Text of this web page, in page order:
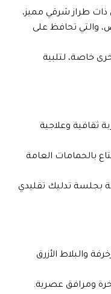
ذات طراز شرقي مميز،
والتي تحافظ على
خاصة، لتلبية
ثقافية وعلاجية
بالحمامات العامة
بجلسة تدليك تقليدي
والبلاط الأزرق
ومرافق عصرية.